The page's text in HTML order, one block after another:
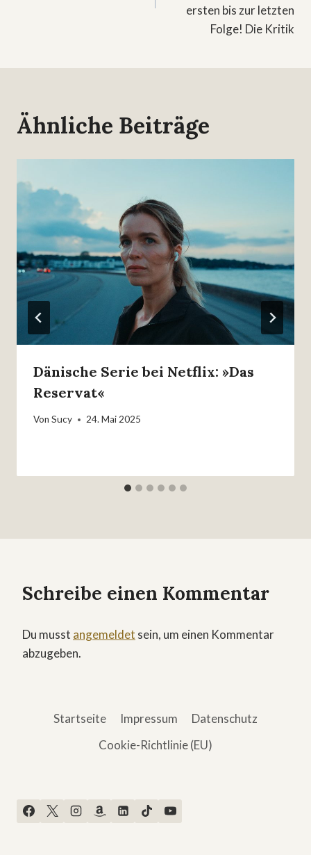
ersten bis zur letzten
Folge! Die Kritik
Ähnliche Beiträge
Dänische Serie bei Netflix: »Das
Reservat«
Von Sucy 24. Mai 2025
Schreibe einen Kommentar
Du musst angemeldet sein, um einen Kommentar
abzugeben.
Startseite Impressum
Datenschutz
Cookie-Richtlinie (EU)